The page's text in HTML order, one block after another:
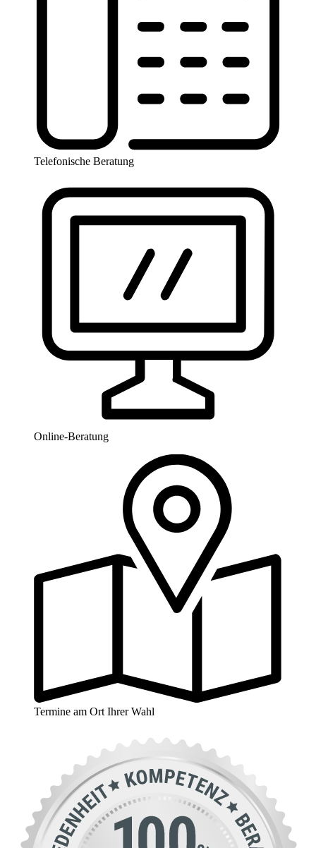
Telefonische Beratung
Online-Beratung
Termine am Ort Ihrer Wahl